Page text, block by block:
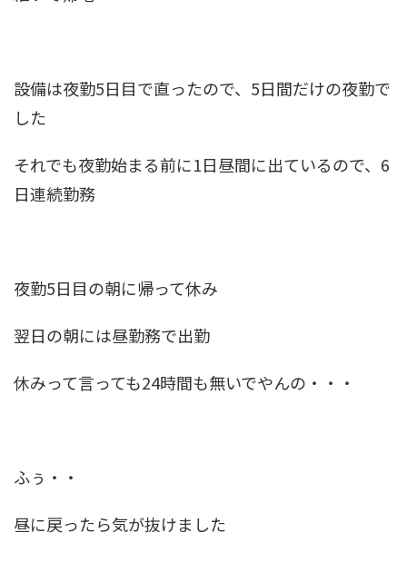
設備は夜勤5日目で直ったので、5日間だけの夜勤で
した
それでも夜勤始まる前に1日昼間に出ているので、6
日連続勤務
夜勤5日目の朝に帰って休み
翌日の朝には昼勤務で出勤
休みって言っても24時間も無いでやんの・・・
ふぅ・・
昼に戻ったら気が抜けました